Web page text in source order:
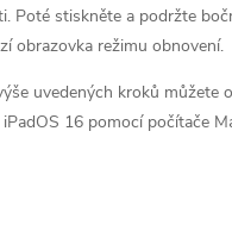
Poté stiskněte a podržte
obrazovka režimu obnovení.
uvedených kroků můžete
16 pomocí počítače